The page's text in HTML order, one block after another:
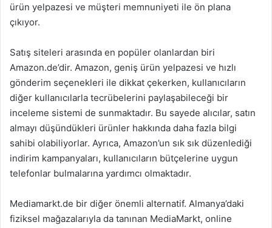
ürün yelpazesi ve müşteri memnuniyeti ile ön plana
çıkıyor.
Satış siteleri arasında en popüler olanlardan biri
Amazon.de’dir. Amazon, geniş ürün yelpazesi ve hızlı
gönderim seçenekleri ile dikkat çekerken, kullanıcıların
diğer kullanıcılarla tecrübelerini paylaşabileceği bir
inceleme sistemi de sunmaktadır. Bu sayede alıcılar, satın
almayı düşündükleri ürünler hakkında daha fazla bilgi
sahibi olabiliyorlar. Ayrıca, Amazon’un sık sık düzenlediği
indirim kampanyaları, kullanıcıların bütçelerine uygun
telefonlar bulmalarına yardımcı olmaktadır.
Mediamarkt.de bir diğer önemli alternatif. Almanya’daki
fiziksel mağazalarıyla da tanınan MediaMarkt, online